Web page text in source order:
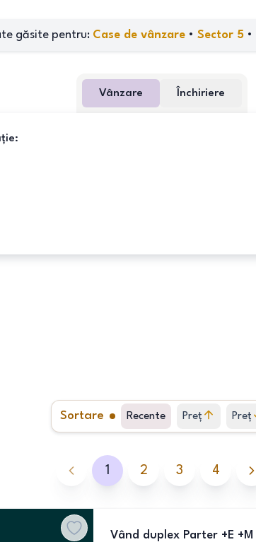
găsite pentru: Case de vânzare • Sector 5 •
Vânzare Închiriere
Sortare Recente Preț
crescător
Preț
1 2 3 4
Vând duplex Parter +E +M